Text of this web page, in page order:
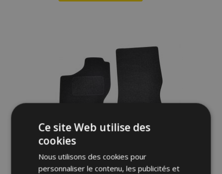
liste
d'achats
Ce site Web utilise des
cookies
Nous utilisons des cookies pour
personnaliser le contenu, les publicités et